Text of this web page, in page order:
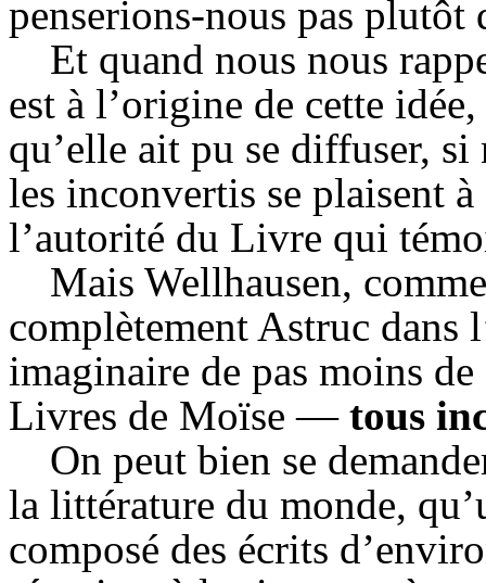
penserions-nous pas plutôt
Et quand nous nous
est à l’origine de cette
qu’elle ait pu se diffuser,
les inconvertis se plaisent
l’autorité du Livre qui
Mais Wellhausen,
complètement Astruc dans
imaginaire de pas moins
Livres de Moïse — tous
On peut bien se
la littérature du monde,
composé des écrits